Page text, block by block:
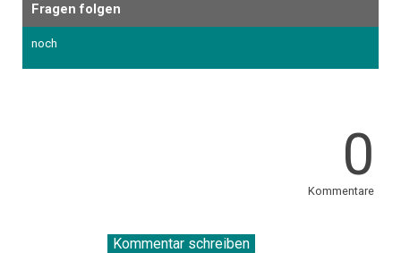
Fragen folgen
noch
0
Kommentare